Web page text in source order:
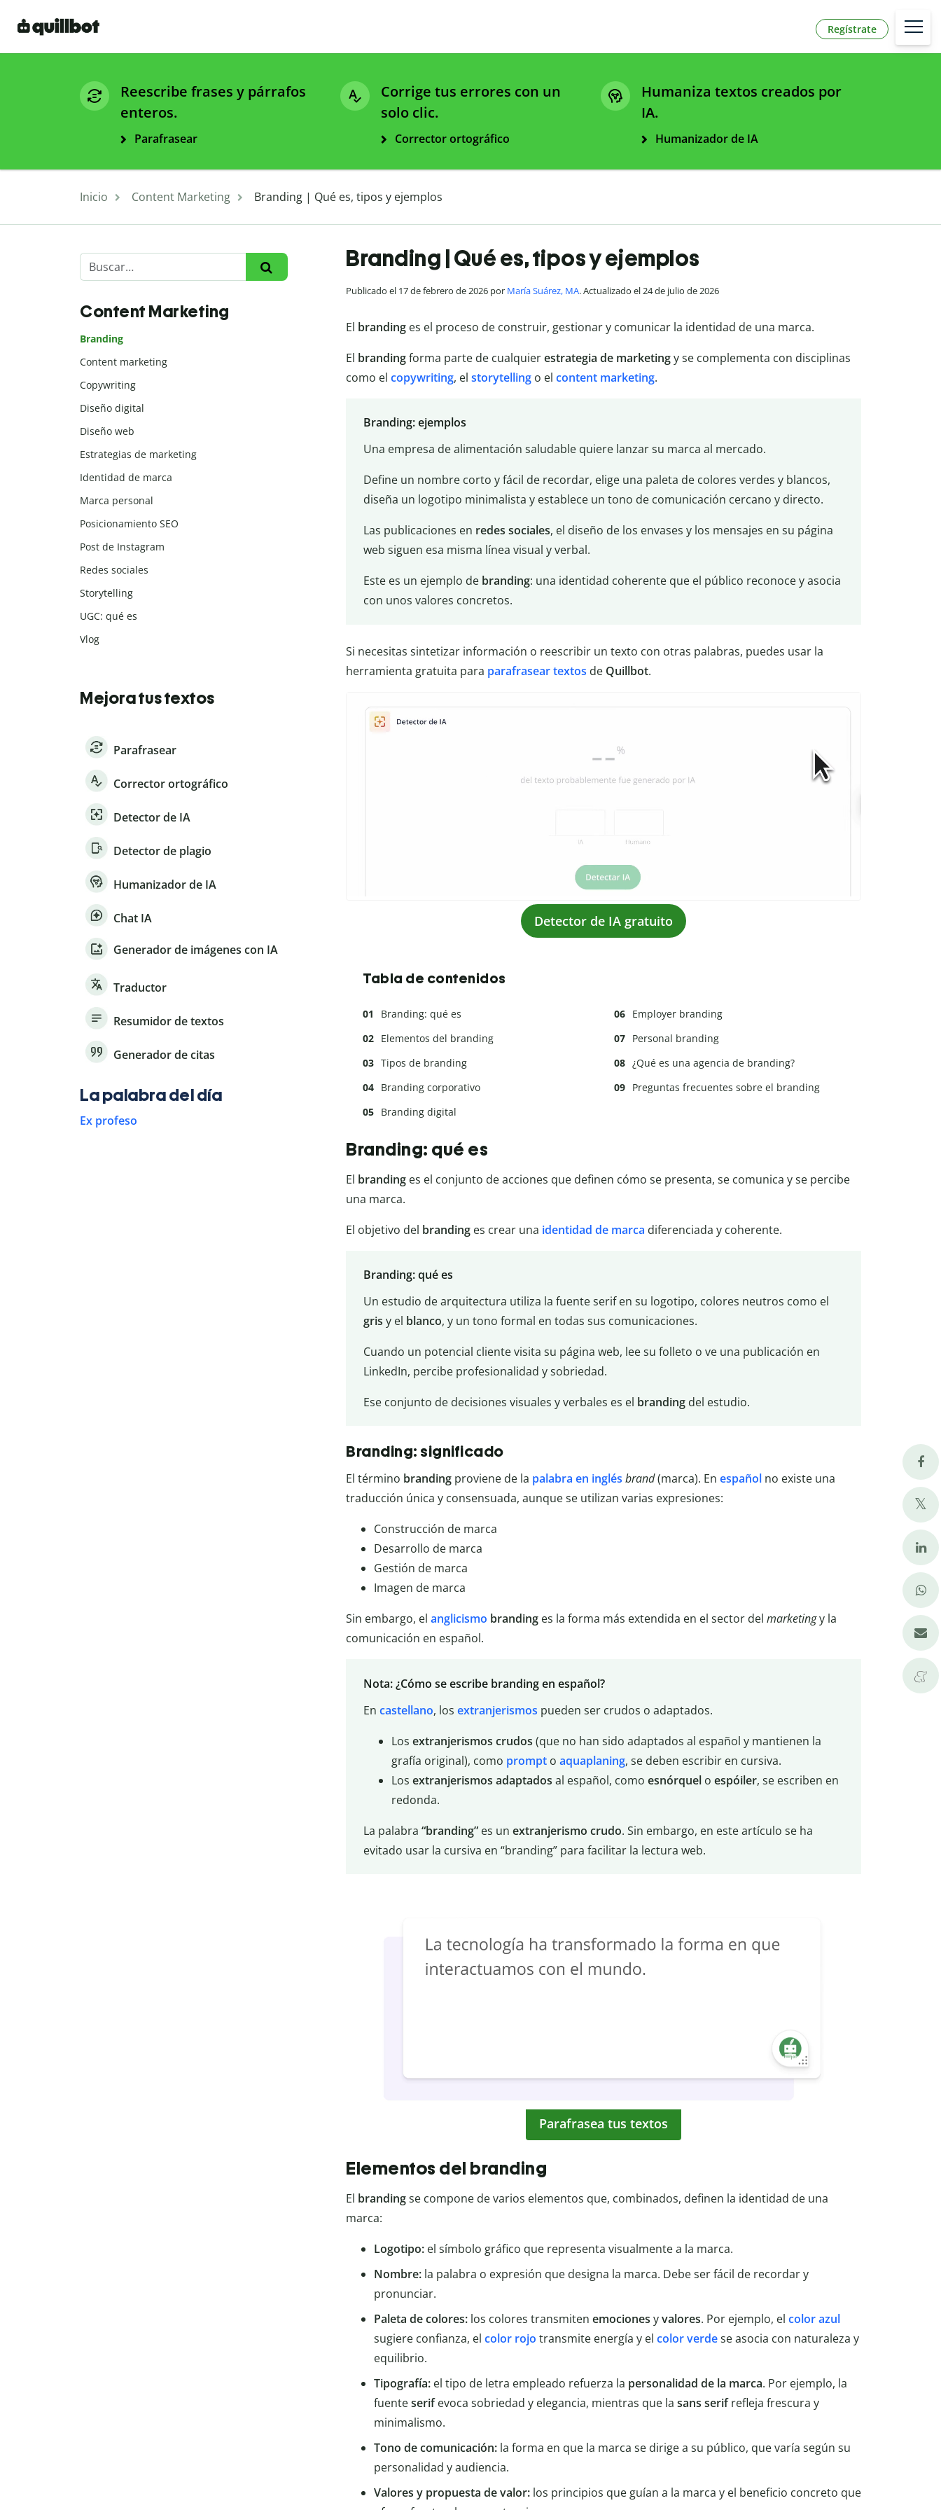
Regístrate
Reescribe frases y párrafos
enteros.
Parafrasear
Corrige tus errores con un
solo clic.
Corrector ortográfico
Humaniza textos creados por
IA.
Humanizador de IA
Inicio Content Marketing Branding | Qué es, tipos y ejemplos
Branding | Qué es, tipos y ejemplos
Publicado el 17 de febrero de 2026 por María Suárez, MA. Actualizado el 24 de julio de 2026
El branding es el proceso de construir, gestionar y comunicar la identidad de una marca.
El brandingforma parte de cualquierestrategia de marketingy se complementa con disciplinas
como el copywriting, el storytelling o el content marketing.
Branding: ejemplos
Una empresa de alimentación saludable quiere lanzar su marca al mercado.
Define un nombre corto y fácil de recordar, elige una paleta de colores verdes y blancos,
diseña un logotipo minimalista y establece un tono de comunicación cercano y directo.
Las publicaciones en redes sociales, el diseño de los envases y los mensajes en su página
web siguen esa misma línea visual y verbal.
Este es un ejemplo de branding: una identidad coherente que el público reconoce y asocia
con unos valores concretos.
Si necesitas sintetizar información o reescribir un texto con otras palabras, puedes usar la
herramienta gratuita para parafrasear textos de Quillbot.
Detector de IA gratuito
Tabla de contenidos
Branding: qué es
Elementos del branding
Tipos de branding
Branding corporativo
Branding digital
Employer branding
Personal branding
¿Qué es una agencia de branding?
Preguntas frecuentes sobre el branding
Branding: qué es
El branding es el conjunto de acciones que definen cómo se presenta, se comunica y se percibe
una marca.
El objetivo del branding es crear una identidad de marca diferenciada y coherente.
Branding: qué es
Un estudio de arquitectura utiliza la fuente serif en su logotipo, colores neutros como el
gris y el blanco, y un tono formal en todas sus comunicaciones.
Cuando un potencial cliente visita su página web, lee su folleto o ve una publicación en
LinkedIn, percibe profesionalidad y sobriedad.
Ese conjunto de decisiones visuales y verbales es el brandingdel estudio.
Branding: significado
El término branding proviene de la palabra en inglés brand(marca). En español no existe una
traducción única y consensuada, aunque se utilizan varias expresiones:
Construcción de marca
Desarrollo de marca
Gestión de marca
Imagen de marca
Sin embargo, el anglicismo branding es la forma más extendida en el sector del marketingy la
comunicación en español.
Nota: ¿Cómo se escribe branding en español?
En castellano, los extranjerismos pueden ser crudos o adaptados.
Los extranjerismos crudos (que no han sido adaptados al español y mantienen la
grafía original), como prompto aquaplaning, se deben escribir en cursiva.
Los extranjerismos adaptados al español, como esnórquelo espóiler, se escriben en
redonda.
La palabra “branding”es un extranjerismo crudo. Sin embargo, en este artículo se ha
evitado usar la cursiva en “branding” para facilitar la lectura web.
Parafrasea tus textos
Elementos del branding
El brandingse compone de varios elementos que, combinados, definen la identidad de una
marca:
Logotipo: el símbolo gráfico que representa visualmente a la marca.
Nombre: la palabra o expresión que designa la marca. Debe ser fácil de recordar y
pronunciar.
Paleta de colores: los colores transmiten emociones yvalores. Por ejemplo, el colorazul
sugiere confianza, el color rojo transmite energía y el color verdese asocia con naturaleza y
equilibrio.
Tipografía: el tipo de letra empleado refuerza la personalidad de la marca. Por ejemplo, la
fuenteserifevoca sobriedad y elegancia, mientras que la sans serifrefleja frescura y
minimalismo.
Tono de comunicación: la forma en que la marca se dirige a su público, que varía según su
personalidad y audiencia.
Valores y propuesta de valor: los principios que guían a la marca y el beneficio concreto que
Content Marketing
Branding
Content marketing
Copywriting
Diseño digital
Diseño web
Estrategias de marketing
Identidad de marca
Marca personal
Posicionamiento SEO
Post de Instagram
Redes sociales
Storytelling
UGC: qué es
Vlog
Mejora tus textos
Parafrasear
Corrector ortográfico
Detector de IA
Detector de plagio
Humanizador de IA
Chat IA
Generador de imágenes con IA
Traductor
Resumidor de textos
Generador de citas
La palabra del día
Ex profeso